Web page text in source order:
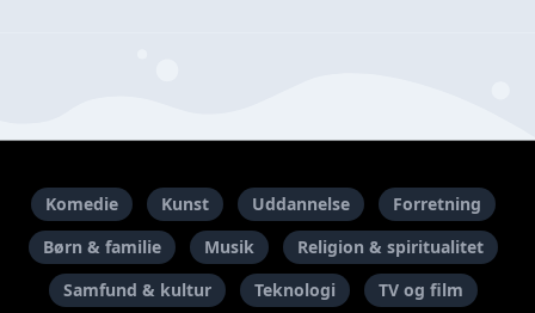
Komedie Kunst Uddannelse
Forretning
Børn & familie
Musik
Religion & spiritualitet
Samfund & kultur
Teknologi TV og film